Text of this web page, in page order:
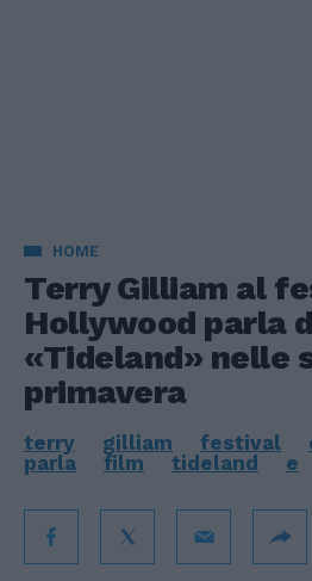
HOME
Terry Gilliam al
Hollywood parla
«Tideland» nelle
primavera
terry gilliam festival
parla
film tideland e